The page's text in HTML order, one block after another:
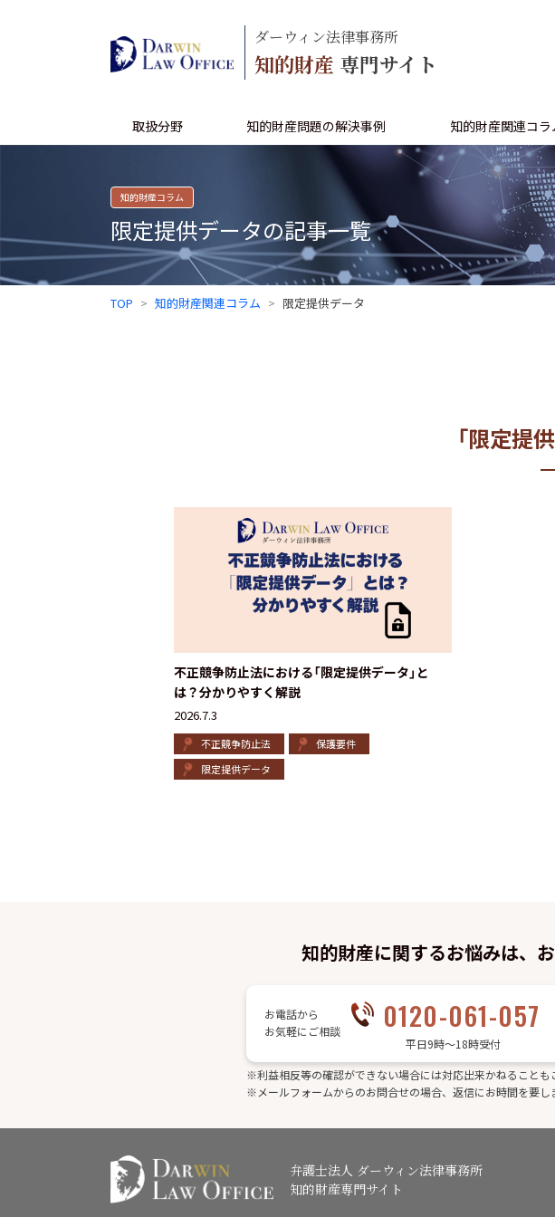
ダーウィン法律事務所
知的財産 専門サイト
取扱分野 知的財産問題の解決事例 知的財産関連コラ
知的財産コラム
限定提供データの記事一覧
TOP 知的財産関連コラム 限定提供データ
「限定提
不正競争防止法における「限定提供データ」と
は？分かりやすく解説
2026.7.3
不正競争防止法
保護要件
限定提供データ
知的財産に関するお悩みは、
お電話から
お気軽にご相談
0120-061-057
平日9時～18時受付
※利益相反等の確認ができない場合には対応出来かねることも
※メールフォームからのお問合せの場合、返信にお時間を要し
弁護士法人 ダーウィン法律事務所
知的財産専門サイト